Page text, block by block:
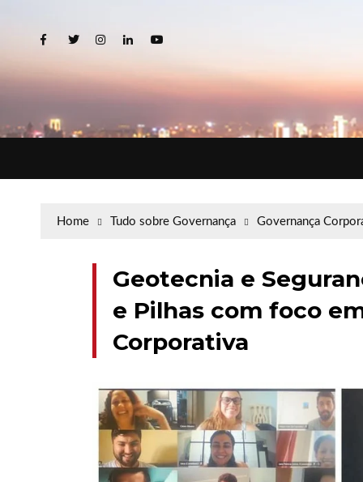
Home Tudo sobre Governança Governança
Geotecnia e
e Pilhas com foco
Corporativa